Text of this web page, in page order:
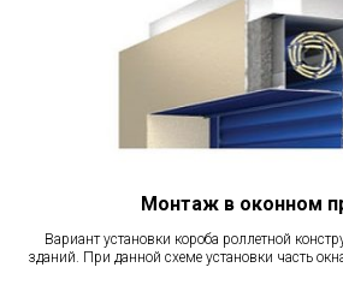
Монтаж в оконном
Вариант установки короба роллетной
зданий. При данной схеме установки часть